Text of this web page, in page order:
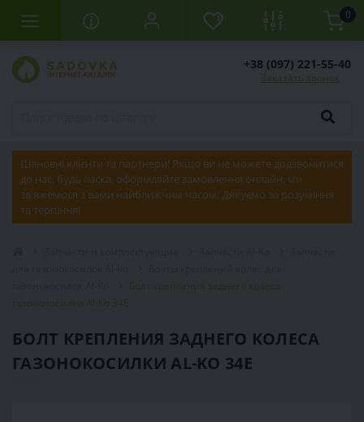
0
+38 (097) 221-55-40
Заказать звонок
Шановні клієнти та партнери! Якщо ви не можете додзвонитися
до нас, будь ласка, оформляйте замовлення онлайн, ми
зв'яжемося з вами найближчим часом. Дякуємо за розуміння
та терпіння!
Болт крепления заднего колеса
газонокосилки Al-Ko 34E
БОЛТ КРЕПЛЕНИЯ ЗАДНЕГО КОЛЕСА
ГАЗОНОКОСИЛКИ AL-KO 34E